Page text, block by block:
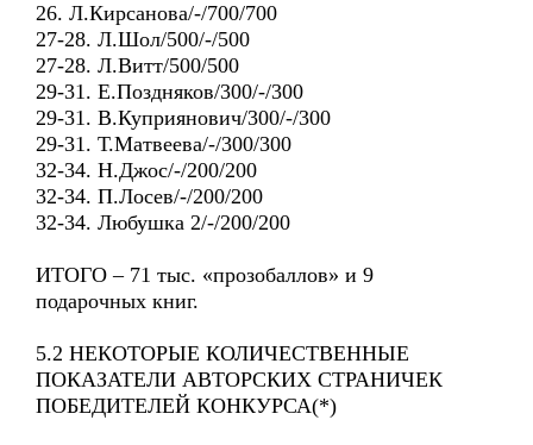
26. Л.Кирсанова/-/700/700
27-28. Л.Шол/500/-/500
27-28. Л.Витт/500/500
29-31. Е.Поздняков/300/-/300
29-31. В.Куприянович/300/-/300
29-31. Т.Матвеева/-/300/300
32-34. Н.Джос/-/200/200
32-34. П.Лосев/-/200/200
32-34. Любушка 2/-/200/200
ИТОГО – 71 тыс. «прозобаллов» и 9
подарочных книг.
5.2 НЕКОТОРЫЕ КОЛИЧЕСТВЕННЫЕ
ПОКАЗАТЕЛИ АВТОРСКИХ СТРАНИЧЕК
ПОБЕДИТЕЛЕЙ КОНКУРСА(*)